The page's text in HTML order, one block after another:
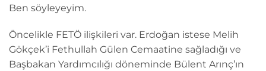
Ben söyleyeyim.
Öncelikle FETÖ ilişkileri var. Erdoğan istese Melih
Gökçek’i Fethullah Gülen Cemaatine sağladığı ve
Başbakan Yardımcılığı döneminde Bülent Arınç’ın